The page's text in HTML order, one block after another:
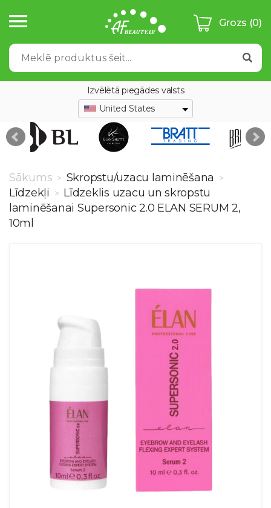
Grozs (0)
Izvēlētā piegādes valsts
United States
Sākums > Skropstu/uzacu laminēšana >
Līdzekļi > Līdzeklis uzacu un skropstu
laminēšanai Supersonic 2.0 ELAN SERUM 2,
10ml